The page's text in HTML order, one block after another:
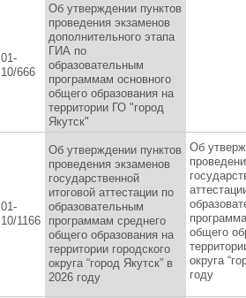
01-
10/666
Об утверждении пунктов
проведения экзаменов
дополнительного этапа
ГИА по
образовательным
программам основного
общего образования на
территории ГО "город
Якутск"
01-
10/1166
Об утверждении пунктов
проведения экзаменов
государственной
итоговой аттестации по
образовательным
программам среднего
общего образования на
территории городского
округа “город Якутск” в
2026 году
Об
общего
округа
году